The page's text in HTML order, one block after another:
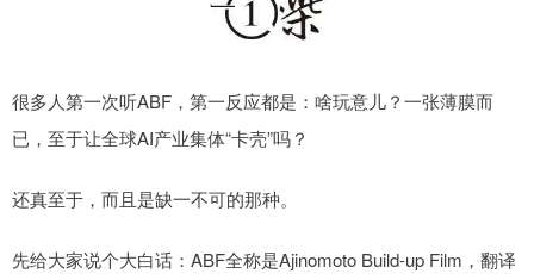
很多人第一次听ABF，第一反应都是：啥玩意儿？一张薄膜而
已，至于让全球AI产业集体“卡壳”吗？
还真至于，而且是缺一不可的那种。
先给大家说个大白话：ABF全称是Ajinomoto Build-up Film，翻译